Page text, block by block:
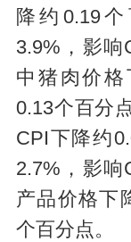
降约0.19
3.9%，影响
中猪肉价格
0.13个百分
CPI下降约
2.7%，影响
产品价格下
个百分点。